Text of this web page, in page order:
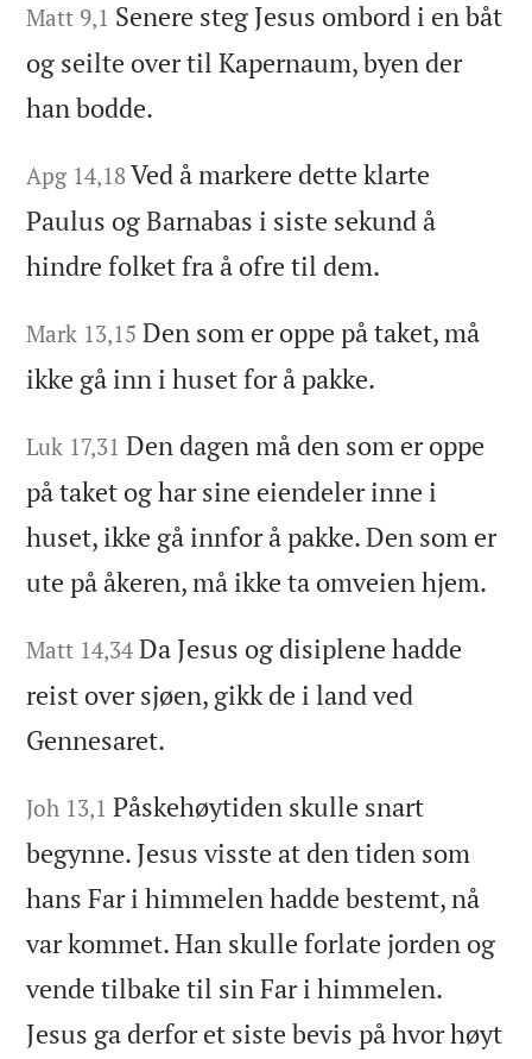
Matt 9,1 Senere steg Jesus ombord i en båt
og seilte over til Kapernaum, byen der
han bodde.
Apg 14,18Ved å markere dette klarte
Paulus og Barnabas i siste sekund å
hindre folket fra å ofre til dem.
Mark 13,15 Den som er oppe på taket, må
ikke gå inn i huset for å pakke.
Luk 17,31 Den dagen må den som er oppe
på taket og har sine eiendeler inne i
huset, ikke gå innfor å pakke. Den som er
ute på åkeren, må ikke ta omveien hjem.
Matt 14,34 Da Jesus og disiplene hadde
reist over sjøen, gikk de i land ved
Gennesaret.
Joh 13,1 Påskehøytiden skulle snart
begynne. Jesus visste at den tiden som
hans Far i himmelen hadde bestemt, nå
var kommet. Han skulle forlate jorden og
vende tilbake til sin Far i himmelen.
Jesus ga derfor et siste bevis på hvor høyt